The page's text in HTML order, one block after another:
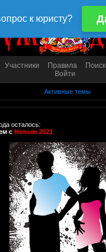
Участники Правила Поиск
Войти
Активные темы
осталось:
с Новым 2021